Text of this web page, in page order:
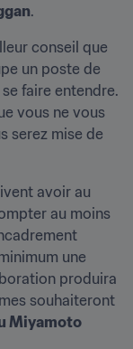
.
conseil que
un poste de
faire entendre.
vous ne vous
serez mise de
avoir au
au moins
une
produira
souhaiteront
Miyamoto